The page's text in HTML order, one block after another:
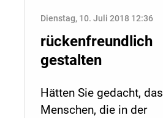
Dienstag, 10. Juli 2018 12:36
rückenfreundlich
gestalten
Hätten Sie gedacht,
Menschen, die in der